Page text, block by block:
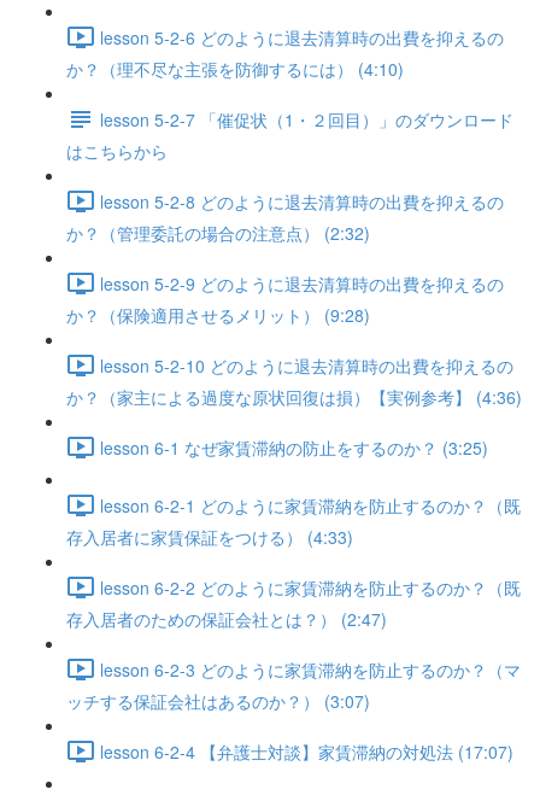
lesson 5-2-6 どのように退去清算時の出費を抑えるの
か？（理不尽な主張を防御するには） (4:10)
lesson 5-2-7 「催促状（1・２回目）」のダウンロード
はこちらから
lesson 5-2-8 どのように退去清算時の出費を抑えるの
か？（管理委託の場合の注意点） (2:32)
lesson 5-2-9 どのように退去清算時の出費を抑えるの
か？（保険適用させるメリット） (9:28)
lesson 5-2-10 どのように退去清算時の出費を抑えるの
か？（家主による過度な原状回復は損）【実例参考】 (4:36)
lesson 6-1 なぜ家賃滞納の防止をするのか？ (3:25)
lesson 6-2-1 どのように家賃滞納を防止するのか？（既
存入居者に家賃保証をつける） (4:33)
lesson 6-2-2 どのように家賃滞納を防止するのか？（既
存入居者のための保証会社とは？） (2:47)
lesson 6-2-3 どのように家賃滞納を防止するのか？（マ
ッチする保証会社はあるのか？） (3:07)
lesson 6-2-4 【弁護士対談】家賃滞納の対処法 (17:07)